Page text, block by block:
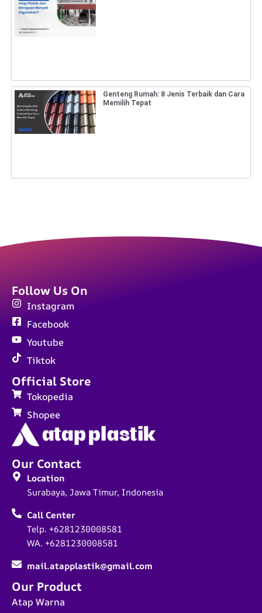
Genteng Rumah: 8 Jenis Terbaik dan Cara
Memilih Tepat
Our Product
Atap Warna
Our Contact
Location
Surabaya, Jawa Timur, Indonesia
Call Center
Telp. +6281230008581
WA. +6281230008581
mail.atapplastik@gmail.com
Official Store
Tokopedia
Shopee
Follow Us On
Instagram
Facebook
Youtube
Tiktok